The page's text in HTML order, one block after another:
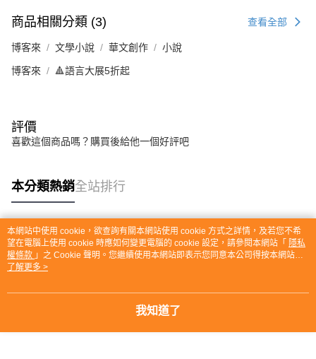
商品相關分類 (3) 查看全部
博客來 文學小說 華文創作 小說
博客來 🔺語言大展5折起
評價
喜歡這個商品嗎？購買後給他一個好評吧
本分類熱銷全站排行
熱門標籤
本網站中使用 cookie，欲查詢有關本網站使用 cookie 方式之詳情，及若您不希
望在電腦上使用 cookie 時應如何變更電腦的 cookie 設定，請參閱本網站「 隱私
權條款 」之 Cookie 聲明。您繼續使用本網站即表示您同意本公司得按本網站使
用條款之 Cookie 聲明使用 cookie。
了解更多 >
我知道了